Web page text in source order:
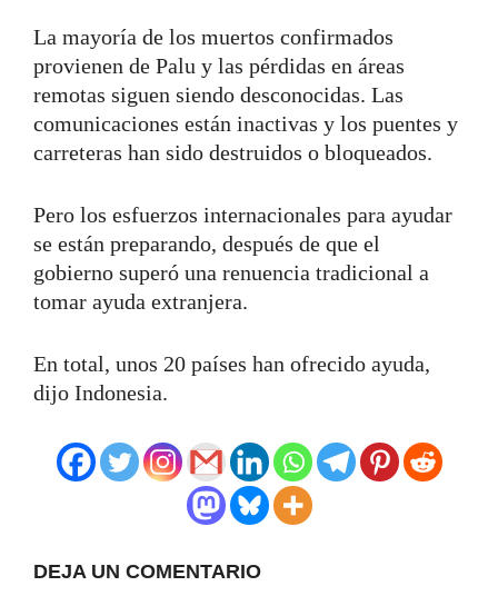
La mayoría de los muertos confirmados
provienen de Palu y las pérdidas en áreas
remotas siguen siendo desconocidas. Las
comunicaciones están inactivas y los puentes y
carreteras han sido destruidos o bloqueados.
Pero los esfuerzos internacionales para ayudar
se están preparando, después de que el
gobierno superó una renuencia tradicional a
tomar ayuda extranjera.
En total, unos 20 países han ofrecido ayuda,
dijo Indonesia.
DEJA UN COMENTARIO